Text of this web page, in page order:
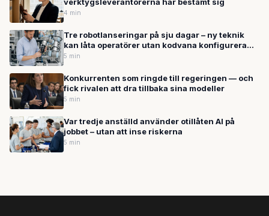
4 min
Tre robotlanseringar på sju dagar – ny teknik
kan låta operatörer utan kodvana konfigurera
industrirobotar
5 min
Konkurrenten som ringde till regeringen — och
fick rivalen att dra tillbaka sina modeller
5 min
Var tredje anställd använder otillåten AI på
jobbet – utan att inse riskerna
5 min